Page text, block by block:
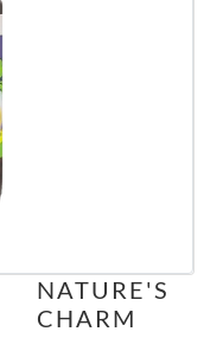
NATURE'S
CHARM